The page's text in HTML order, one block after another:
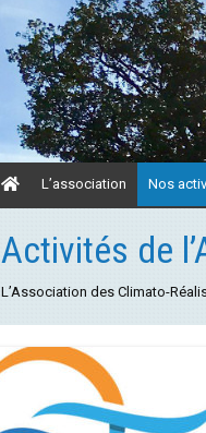
L’association Nos
Activités de
L’Association des Climato-